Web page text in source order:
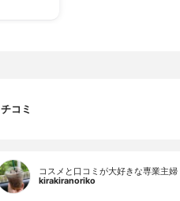
コミ
コスメと口コミが大好きな専業主婦
kirakiranoriko